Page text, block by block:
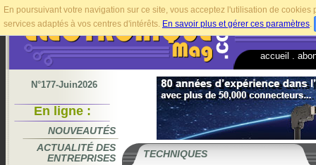
En poursuivant votre navigation sur ce site, vous acceptez l'utilisation de
services adaptés à vos centres d'intérêts. En savoir plus et gérer ces paramètres.
accueil
N°177-Juin2026
En ligne :
NOUVEAUTÉS
ACTUALITÉ DES
ENTREPRISES TECHNIQUES